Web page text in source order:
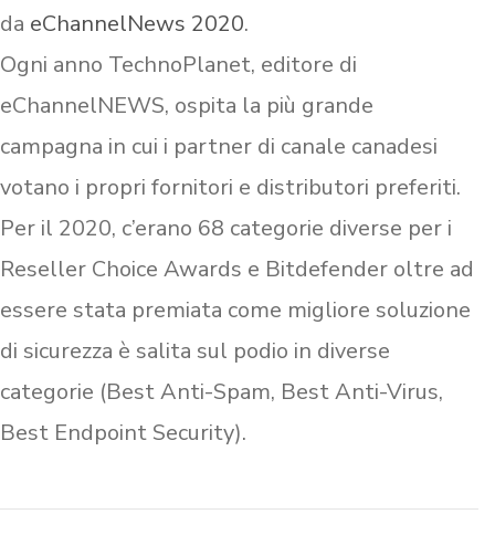
da eChannelNews 2020.
Ogni anno TechnoPlanet, editore di
eChannelNEWS, ospita la più grande
campagna in cui i partner di canale canadesi
votano i propri fornitori e distributori preferiti.
Per il 2020, c’erano 68 categorie diverse per i
Reseller Choice Awards e Bitdefender oltre ad
essere stata premiata come migliore soluzione
di sicurezza è salita sul podio in diverse
categorie (Best Anti-Spam, Best Anti-Virus,
Best Endpoint Security).